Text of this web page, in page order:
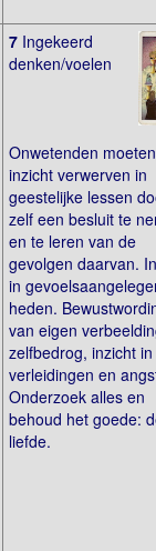
7 Ingekeerd
denken/voelen
Onwetenden moeten
inzicht verwerven in
geestelijke lessen
zelf een besluit te
en te leren van de
gevolgen daarvan.
in
heden.
van eigen
zelfbedrog, inzicht in
verleidingen en
Onderzoek alles en
behoud het goede:
liefde.